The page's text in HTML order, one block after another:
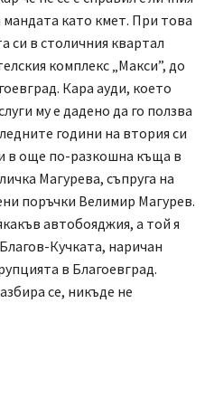
мандата като кмет. При това
си в столичния квартал
комплекс „Макси”, до
Кара ауди, което
му е дадено да го ползва
години на втория си
в още по-разкошна къща в
Магурева, съпруга на
поръчки Велимир Магурев.
автобояджия, а той я
Кучката, наричан
в Благоевград.
се, никъде не